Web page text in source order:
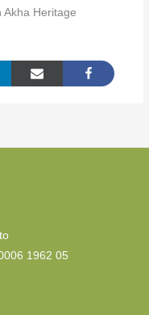
Akha Heritage
1962 05